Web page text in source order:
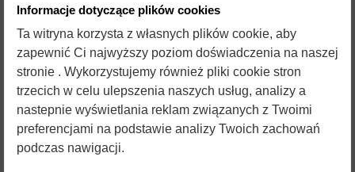
Informacje dotyczące plików cookies
Ta witryna korzysta z własnych plików cookie, aby
zapewnić Ci najwyższy poziom doświadczenia na naszej
stronie . Wykorzystujemy również pliki cookie stron
trzecich w celu ulepszenia naszych usług, analizy a
nastepnie wyświetlania reklam związanych z Twoimi
preferencjami na podstawie analizy Twoich zachowań
podczas nawigacji.